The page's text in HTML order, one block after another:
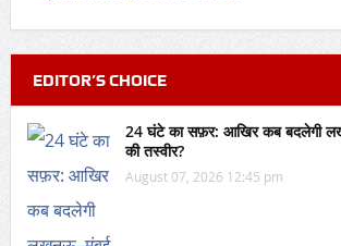
EDITOR’S CHOICE
24 घंटे का सफ़र: आखिर कब बदलेगी
की तस्वीर?
August 07, 2026 12:45 pm